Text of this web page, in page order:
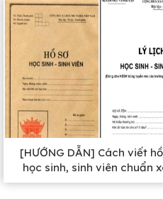
[HƯỚNG DẪN] Cách viết
học sinh, sinh viên chuẩn
nhất